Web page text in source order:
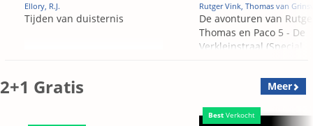
Ellory, R.J.
Tijden van duisternis
Rutger Vink, Thomas van
De avonturen van
Thomas en Paco 5 - De
Verkleinstraal (Special
2+1 Gratis Meer
Best Verkocht